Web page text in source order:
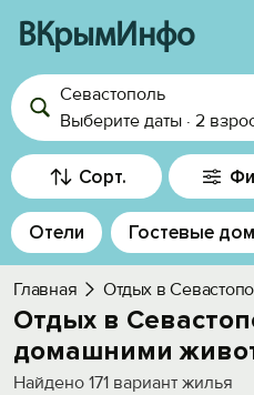
ВКрымИнфо
Войти
Избранное
История просмотра
Добавить свой
Севастополь
Выберите даты · 2
Сорт.
Отели Гостевые
Главная Отдых в
Отдых в
домашними
Найдено 171 вариант жилья